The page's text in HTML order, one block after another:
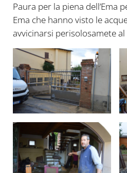
Paura per la piena dell’Ema
Ema che hanno visto le
avvicinarsi perisolosamete